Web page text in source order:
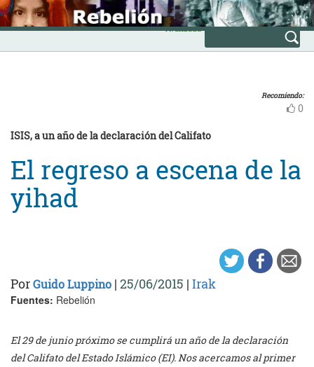
Skip
to
content
INICIO
Avanzada
Recomiendo:
0
ISIS, a un año de la declaración del Califato
El regreso a escena de la
yihad
PorGuido Luppino | 25/06/2015 | Irak
Fuentes: Rebelión
El 29 de junio próximo se cumplirá un año de la declaración
del Califato del Estado Islámico (EI). Nos acercamos al primer